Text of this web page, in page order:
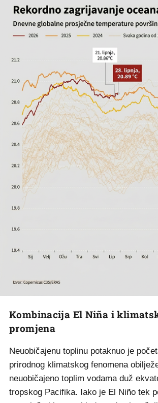
Kombinacija El Niña i
promjena
Neuobičajenu toplinu potaknuo je
prirodnog klimatskog fenomena
neuobičajeno toplim vodama duž
tropskog Pacifika. Iako je El Niño tek